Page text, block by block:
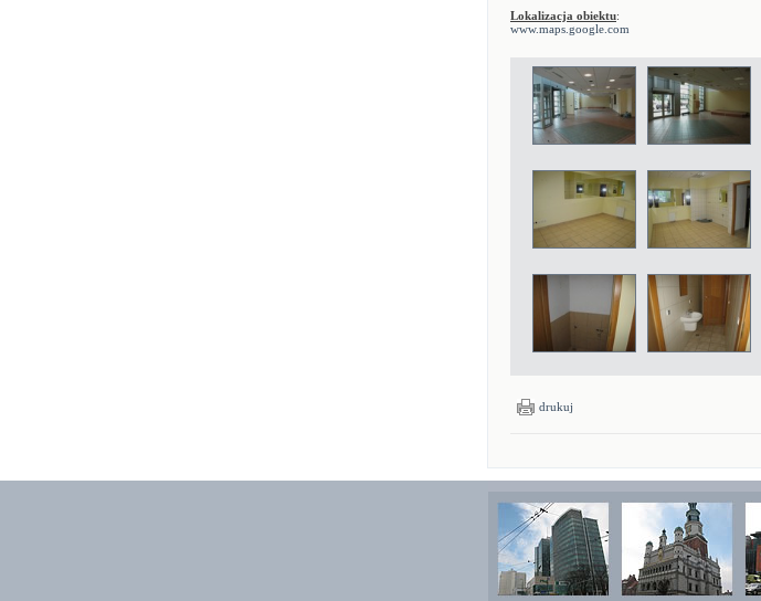
Lokalizacja obiektu:
www.maps.google.com
drukuj